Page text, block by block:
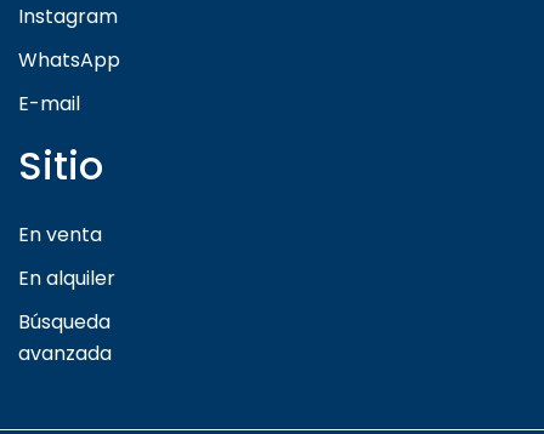
Instagram
WhatsApp
E-mail
Sitio
En venta
En alquiler
Búsqueda
avanzada